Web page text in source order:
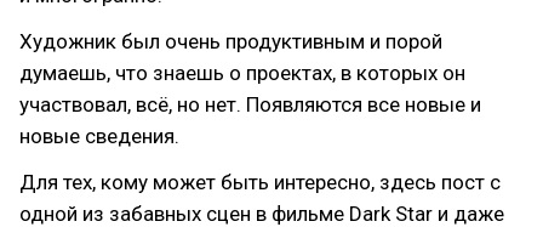
Художник был очень продуктивным и порой
думаешь, что знаешь о проектах, в которых он
участвовал, всё, но нет. Появляются все новые и
новые сведения.
Для тех, кому может быть интересно, здесь пост с
одной из забавных сцен в фильме Dark Star и даже